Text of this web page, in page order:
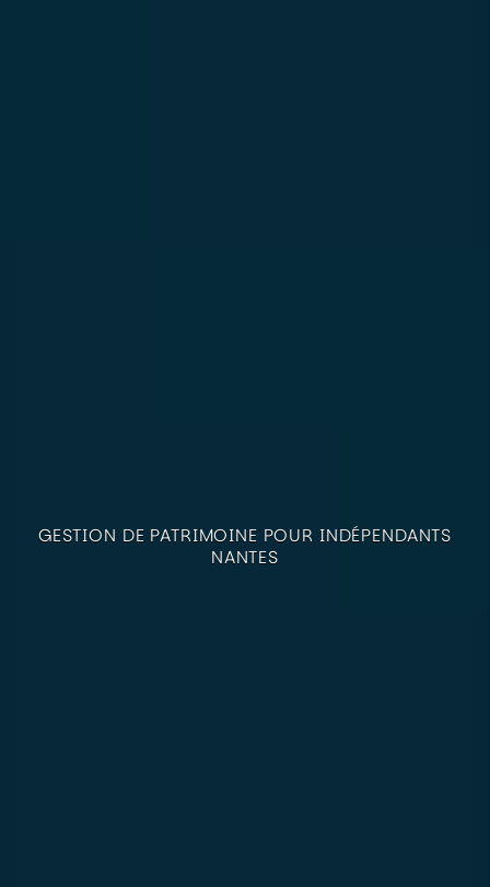
GESTION DE PATRIMOINE POUR INDÉPENDANTS
NANTES